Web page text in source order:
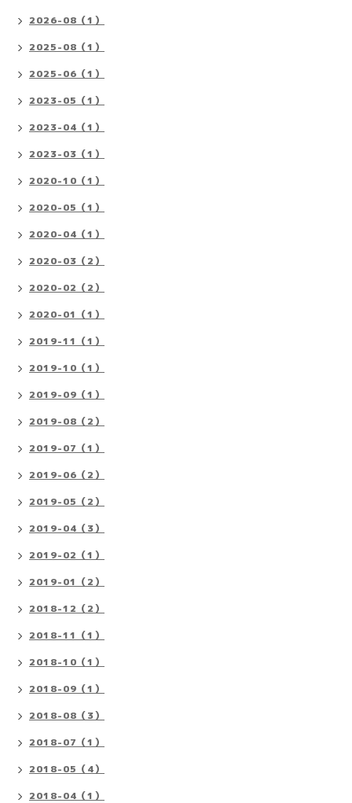
2026-08（1）
2025-08（1）
2025-06（1）
2023-05（1）
2023-04（1）
2023-03（1）
2020-10（1）
2020-05（1）
2020-04（1）
2020-03（2）
2020-02（2）
2020-01（1）
2019-11（1）
2019-10（1）
2019-09（1）
2019-08（2）
2019-07（1）
2019-06（2）
2019-05（2）
2019-04（3）
2019-02（1）
2019-01（2）
2018-12（2）
2018-11（1）
2018-10（1）
2018-09（1）
2018-08（3）
2018-07（1）
2018-05（4）
2018-04（1）